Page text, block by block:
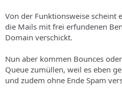
Von der Funktionsweise scheint
die Mails mit frei erfundenen
Domain verschickt.
Nun aber kommen Bounces
Queue zumüllen, weil es eben
und zudem ohne Ende Spam